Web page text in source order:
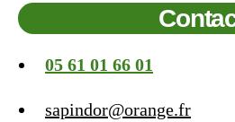
05 61 01 66 01
sapindor@orange.fr